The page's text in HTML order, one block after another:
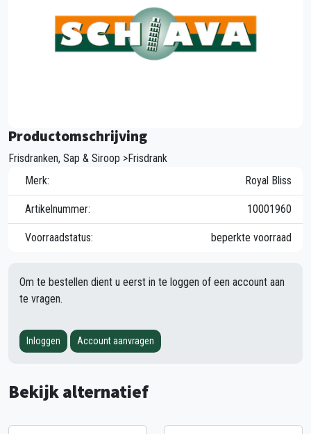
Productomschrijving
Frisdranken, Sap & Siroop >Frisdrank
Merk:
Royal Bliss
Artikelnummer: 10001960
Voorraadstatus: beperkte voorraad
Om te bestellen dient u eerst in te loggen of een account aan
te vragen.
Inloggen Account aanvragen
Bekijk alternatief